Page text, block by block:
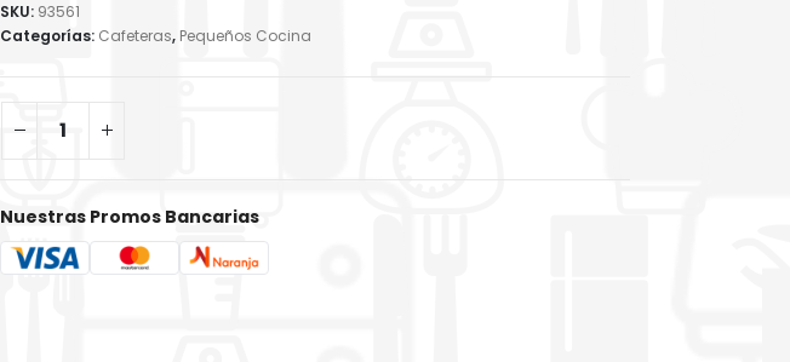
SKU: 93561
Categorías: Cafeteras, Pequeños Cocina
Nuestras Promos Bancarias